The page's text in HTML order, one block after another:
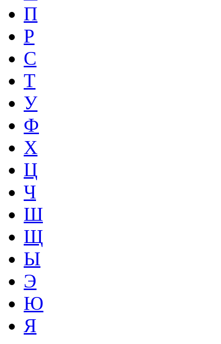
П
Р
С
Т
У
Ф
Х
Ц
Ч
Ш
Щ
Ы
Э
Ю
Я